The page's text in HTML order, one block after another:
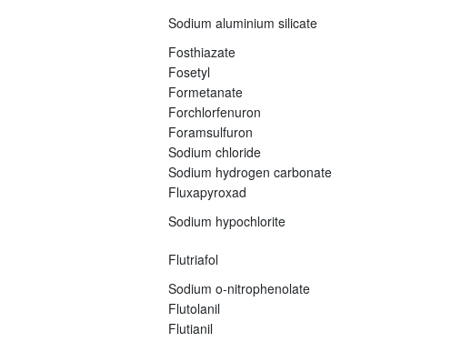
Sodium aluminium silicate
Fosthiazate
Fosetyl
Formetanate
Forchlorfenuron
Foramsulfuron
Sodium chloride
Sodium hydrogen carbonate
Fluxapyroxad
Sodium hypochlorite
Flutriafol
Sodium o-nitrophenolate
Flutolanil
Flutianil